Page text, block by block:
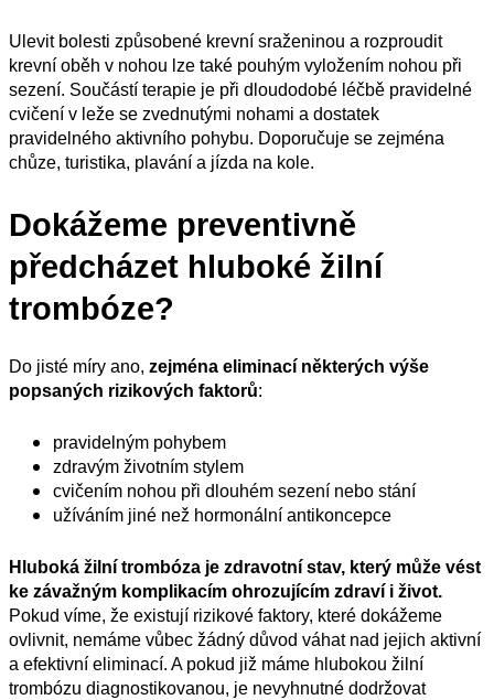
Ulevit bolesti způsobené krevní sraženinou a rozproudit
krevní oběh v nohou lze také pouhým vyložením nohou při
sezení. Součástí terapie je při dloudodobé léčbě pravidelné
cvičení v leže se zvednutými nohami a dostatek
pravidelného aktivního pohybu. Doporučuje se zejména
chůze, turistika, plavání a jízda na kole.
Dokážeme preventivně
předcházet hluboké žilní
trombóze?
Do jisté míry ano, zejména eliminací některých výše
popsaných rizikových faktorů:
pravidelným pohybem
zdravým životním stylem
cvičením nohou při dlouhém sezení nebo stání
užíváním jiné než hormonální antikoncepce
Hluboká žilní trombóza je zdravotní stav, který může vést
ke závažným komplikacím ohrozujícím zdraví i život.
Pokud víme, že existují rizikové faktory, které dokážeme
ovlivnit, nemáme vůbec žádný důvod váhat nad jejich aktivní
a efektivní eliminací. A pokud již máme hlubokou žilní
trombózu diagnostikovanou, je nevyhnutné dodržovat